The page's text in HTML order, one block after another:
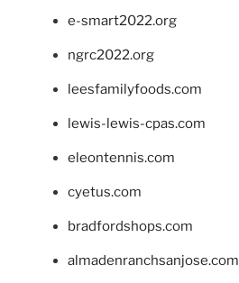
e-smart2022.org
ngrc2022.org
leesfamilyfoods.com
lewis-lewis-cpas.com
eleontennis.com
cyetus.com
bradfordshops.com
almadenranchsanjose.com